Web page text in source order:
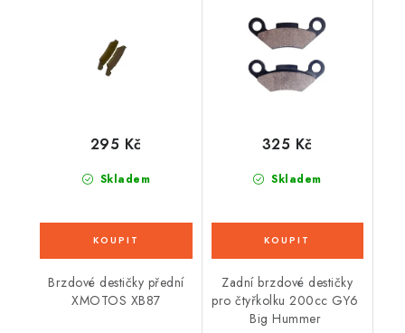
Skladem
295 Kč
Brzdové destičky přední
XMOTOS XB87
Skladem
325 Kč
Zadní brzdové destičky
pro čtyřkolku 200cc GY6
Big Hummer